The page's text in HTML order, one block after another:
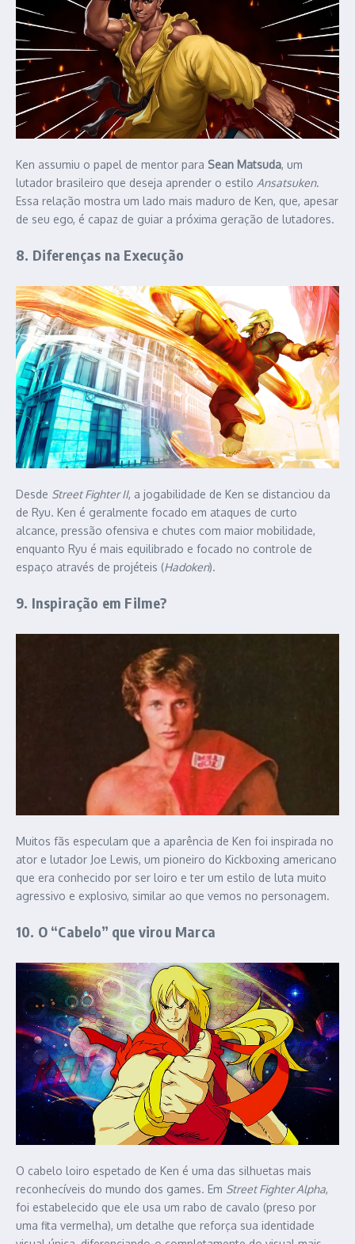
Ken assumiu o papel de mentor para Sean Matsuda, um
lutador brasileiro que deseja aprender o estilo Ansatsuken.
Essa relação mostra um lado mais maduro de Ken, que, apesar
de seu ego, é capaz de guiar a próxima geração de lutadores.
8. Diferenças na Execução
Desde Street Fighter II, a jogabilidade de Ken se distanciou da
de Ryu. Ken é geralmente focado em ataques de curto
alcance, pressão ofensiva e chutes com maior mobilidade,
enquanto Ryu é mais equilibrado e focado no controle de
espaço através de projéteis (Hadoken).
9. Inspiração em Filme?
Muitos fãs especulam que a aparência de Ken foi inspirada no
ator e lutador Joe Lewis, um pioneiro do Kickboxing americano
que era conhecido por ser loiro e ter um estilo de luta muito
agressivo e explosivo, similar ao que vemos no personagem.
10. O “Cabelo” que virou Marca
O cabelo loiro espetado de Ken é uma das silhuetas mais
reconhecíveis do mundo dos games. Em Street Fighter Alpha,
foi estabelecido que ele usa um rabo de cavalo (preso por
uma fita vermelha), um detalhe que reforça sua identidade